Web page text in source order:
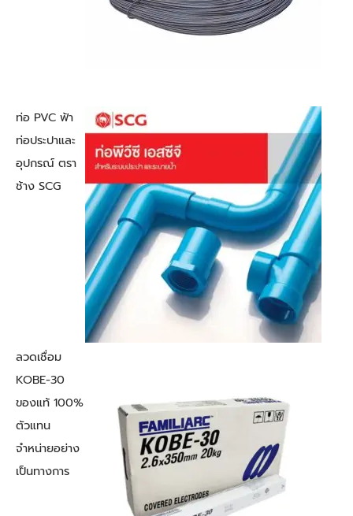
ท่อ PVC ฟ้า
ท่อประปาและ
อุปกรณ์ ตรา
ช้าง SCG
ลวดเชื่อม
KOBE-30
ของแท้ 100%
ตัวแทน
จำหน่ายอย่าง
เป็นทางการ